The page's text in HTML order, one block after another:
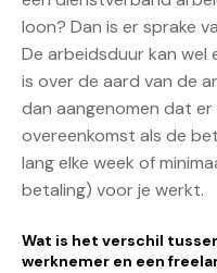
loon? Dan is er sprake
De arbeidsduur kan wel
is over de aard van de
dan aangenomen dat er
overeenkomst als de
lang elke week of
betaling) voor je werkt.
Wat is het verschil
werknemer en een